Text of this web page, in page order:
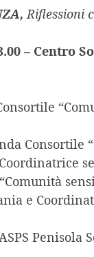
Riflessioni
– Centro
Consortile
e
Penisola